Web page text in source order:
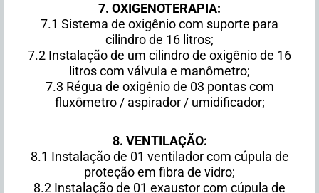
7. OXIGENOTERAPIA:
7.1 Sistema de oxigênio com suporte para
cilindro de 16 litros;
7.2 Instalação de um cilindro de oxigênio de 16
litros com válvula e manômetro;
7.3 Régua de oxigênio de 03 pontas com
fluxômetro / aspirador / umidificador;
8. VENTILAÇÃO:
8.1 Instalação de 01 ventilador com cúpula de
proteção em fibra de vidro;
8.2 Instalação de 01 exaustor com cúpula de